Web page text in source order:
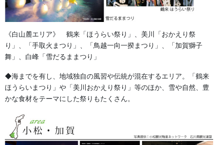
法被・はっぴ・はんてん・印半纏
お祭備品と豆知識
獅子舞・衣裳・別仕立・小物
《白山麓エリア》 鶴来「ほうらい祭り」、美川「おかえり祭
り」、「手取火まつり」、「鳥越一向一揆まつり」、「加賀獅子
舞」、白峰「雪だるままつり」
◆海までを有し、地域独自の風習や伝統が混在するエリア。「鶴来
ほうらいまつり」や「美川おかえり祭り」等のほか、雪や自然、豊
かな食材をテーマにした祭りもたくさん。